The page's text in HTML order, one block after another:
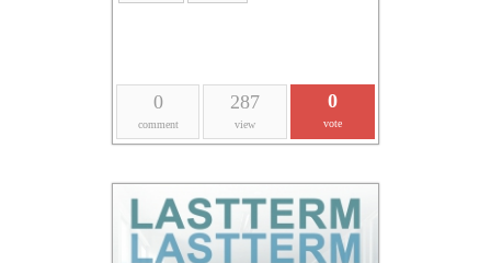
0
comment
287
view
0
vote